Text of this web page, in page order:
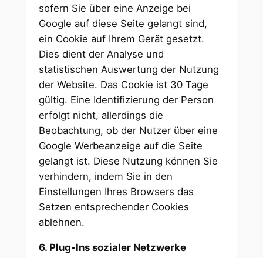
sofern Sie über eine Anzeige bei
Google auf diese Seite gelangt sind,
ein Cookie auf Ihrem Gerät gesetzt.
Dies dient der Analyse und
statistischen Auswertung der Nutzung
der Website. Das Cookie ist 30 Tage
gültig. Eine Identifizierung der Person
erfolgt nicht, allerdings die
Beobachtung, ob der Nutzer über eine
Google Werbeanzeige auf die Seite
gelangt ist. Diese Nutzung können Sie
verhindern, indem Sie in den
Einstellungen Ihres Browsers das
Setzen entsprechender Cookies
ablehnen.
6. Plug-Ins sozialer Netzwerke